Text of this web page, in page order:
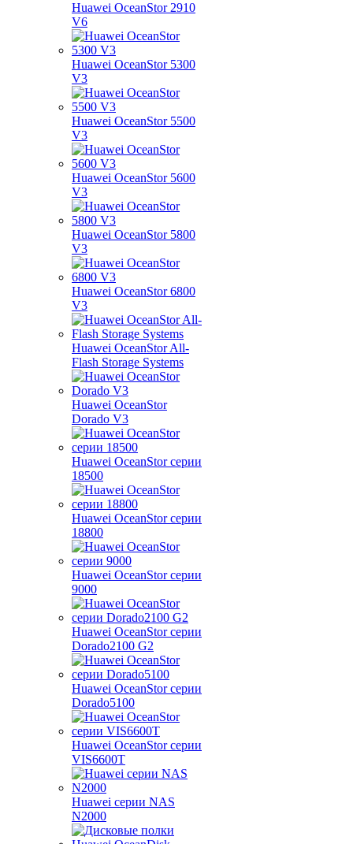
Huawei OceanStor 2910
V6
Huawei OceanStor 5300
V3
Huawei OceanStor 5500
V3
Huawei OceanStor 5600
V3
Huawei OceanStor 5800
V3
Huawei OceanStor 6800
V3
Huawei OceanStor All-
Flash Storage Systems
Huawei OceanStor
Dorado V3
Huawei OceanStor серии
18500
Huawei OceanStor серии
18800
Huawei OceanStor серии
9000
Huawei OceanStor серии
Dorado2100 G2
Huawei OceanStor серии
Dorado5100
Huawei OceanStor серии
VIS6600T
Huawei серии NAS
N2000